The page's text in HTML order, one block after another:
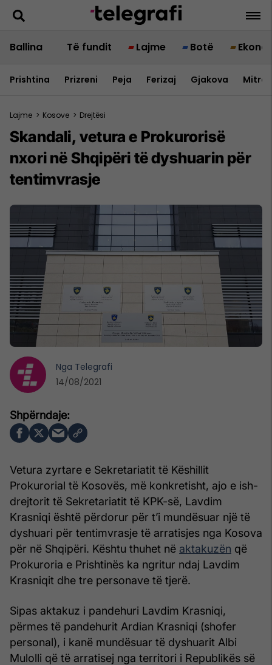
Ballina Të fundit Lajme Botë
Prishtina Prizreni Peja Ferizaj Gjakova
Lajme > Kosove > Drejtësi
Skandali, vetura e Prokurorisë
nxori në Shqipëri të dyshuarin për
tentimvrasje
Vetura zyrtare e Sekretariatit të Këshillit
Prokurorial të Kosovës, më konkretisht, ajo e ish-
drejtorit të Sekretariatit të KPK-së, Lavdim
Krasniqi është përdorur për t’i mundësuar një të
dyshuari për tentimvrasje të arratisjes nga Kosova
për në Shqipëri. Kështu thuhet në aktakuzën që
Prokuroria e Prishtinës ka ngritur ndaj Lavdim
Krasniqit dhe tre personave të tjerë.
Sipas aktakuz i pandehuri Lavdim Krasniqi,
përmes të pandehurit Ardian Krasniqi (shofer
personal), i kanë mundësuar të dyshuarit Albi
Mulolli që të arratisej nga territori i Republikës së
Nga Telegrafi
14/08/2021